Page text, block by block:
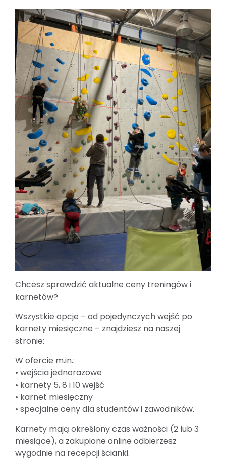
Chcesz sprawdzić aktualne ceny treningów i
karnetów?
Wszystkie opcje – od pojedynczych wejść po
karnety miesięczne – znajdziesz na naszej
stronie:
W ofercie m.in.:
• wejścia jednorazowe
• karnety 5, 8 i 10 wejść
• karnet miesięczny
• specjalne ceny dla studentów i zawodników.
Karnety mają określony czas ważności (2 lub 3
miesiące), a zakupione online odbierzesz
wygodnie na recepcji ścianki.